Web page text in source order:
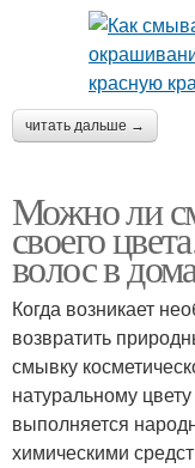
читать дальше →
Можно ли
своего
волос в
Когда возникает
возвратить
смывку
натуральному
выполняется
химическими